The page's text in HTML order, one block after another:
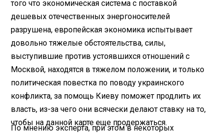
того что экономическая система с поставкой
дешевых отечественных энергоносителей
разрушена, европейская экономика испытывает
довольно тяжелые обстоятельства, силы,
выступившие против устоявшихся отношений с
Москвой, находятся в тяжелом положении, и только
политическая повестка по поводу украинского
конфликта, за помощь Киеву поможет продлить их
власть, из-за чего они всячески делают ставку на то,
чтобы на данной карте еще продержаться.
По мнению эксперта, при этом в некоторых